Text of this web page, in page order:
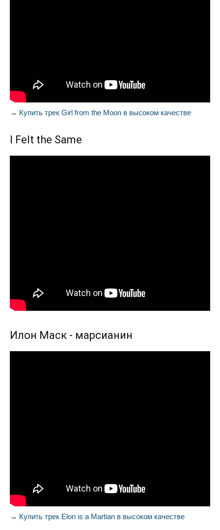
→ Купить трек Girl from the Moon в высоком качестве
I Felt the Same
Илон Маск - марсианин
→ Купить трек Elon is a Martian в высоком качестве